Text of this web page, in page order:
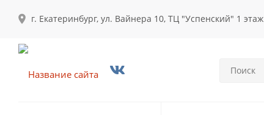
г. Екатеринбург, ул. Вайнера 10, ТЦ "Успенский" 1 этаж